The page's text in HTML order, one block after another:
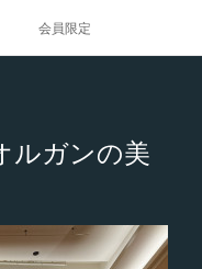
会員限定
ルガンの美